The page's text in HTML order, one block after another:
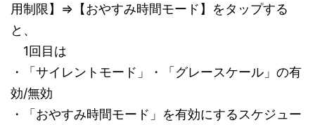
用制限】⇒【おやすみ時間モード】をタップする
と、
1回目は
・「サイレントモード」・「グレースケール」の有
効/無効
・「おやすみ時間モード」を有効にするスケジュー